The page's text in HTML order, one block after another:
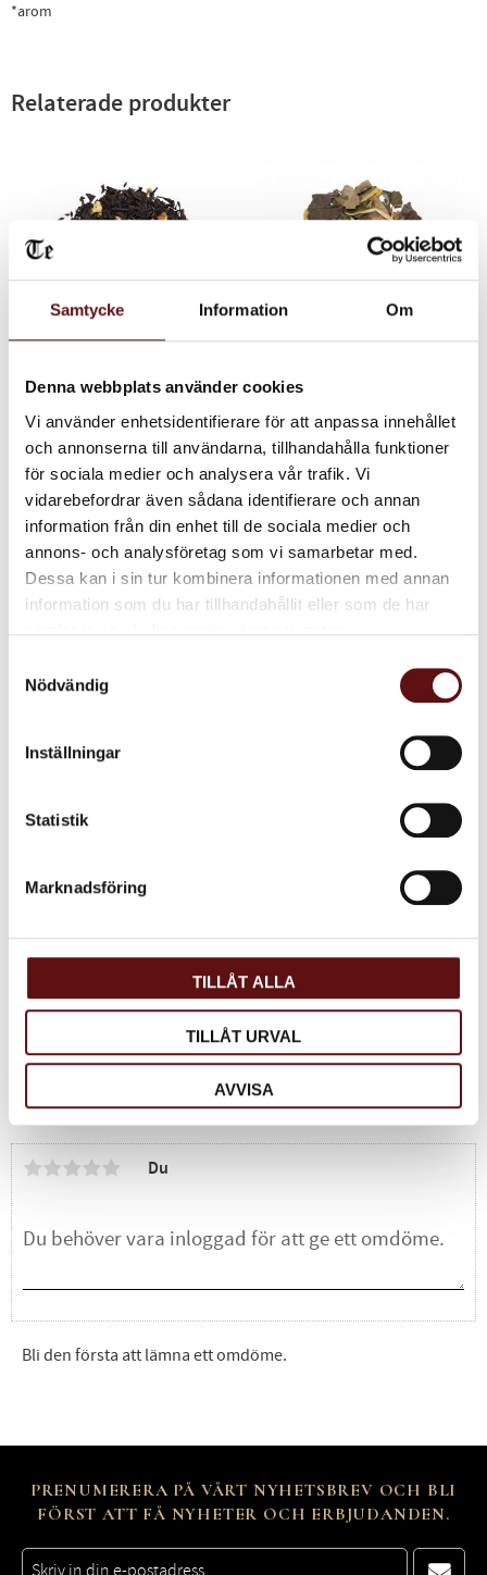
Samtycke Information Om
Denna webbplats använder cookies
Vi använder enhetsidentifierare för att anpassa innehållet
och annonserna till användarna, tillhandahålla funktioner
för sociala medier och analysera vår trafik. Vi
vidarebefordrar även sådana identifierare och annan
information från din enhet till de sociala medier och
annons- och analysföretag som vi samarbetar med.
Dessa kan i sin tur kombinera informationen med annan
information som du har tillhandahållit eller som de har
Nödvändig
Inställningar
Statistik
Marknadsföring
TILLÅT ALLA
TILLÅT URVAL
AVVISA
*arom
Relaterade produkter
Friska Fläktar, Svart
Svart te med citron, grape och
fläder.
65KR
Lägg till i favoriter
Fläder, vitt te
samt guavafrukt
80KR
Lägg till i favoriter
Rooibos med lavendel och
Dela med dig
LinkedIn
Omdömen
Du
Bli den första att lämna ett omdöme.
PRENUMERERA PÅ VÅRT NYHETSBREV OCH BLI
FÖRST ATT FÅ NYHETER OCH ERBJUDANDEN.